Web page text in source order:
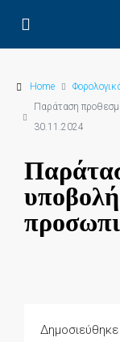
Home
Παράταση
30.11.2024